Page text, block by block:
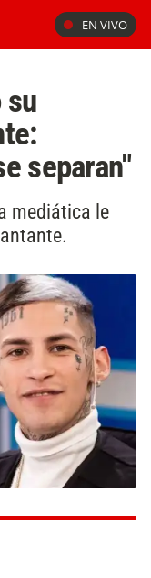
EN VIVO
su
separan"
mediática le